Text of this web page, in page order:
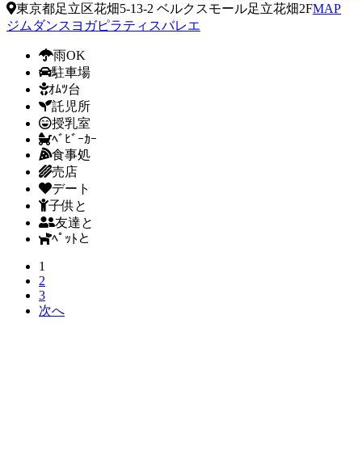
東京都足立区花畑5-13-2 ベルクスモール足立花畑2FMAP
ジム ダンス ヨガピラティスバレエ
雨OK
駐車場
ｵﾑﾂ台
託児所
授乳室
ﾍﾞﾋﾞｰｶｰ
食事処
売店
デート
子供と
友達と
ﾍﾟｯﾄと
1
2
3
次へ